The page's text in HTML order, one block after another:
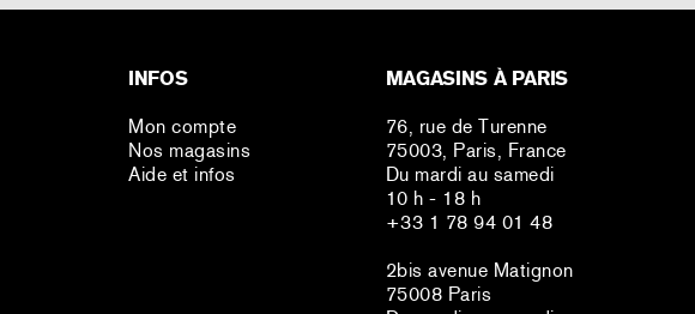
INFOS
Mon compte
Nos magasins
Aide et infos
MAGASINS À PARIS
76, rue de Turenne
75003, Paris, France
Du mardi au samedi
10 h - 18 h
+33 1 78 94 01 48
2bis avenue Matignon
75008 Paris